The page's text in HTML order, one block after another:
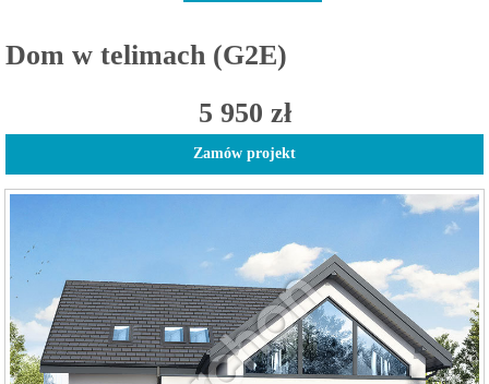
Dom w telimach (G2E)
5 950 zł
Zamów projekt